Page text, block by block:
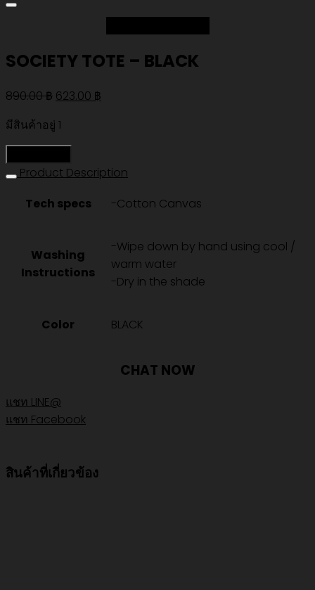
SOCIETY TOTE – BLACK
890.00฿ Original
was:
890.00 ฿.
623.00 ฿
มีสินค้าอยู่ 1
Product Description
Tech specs
-Cotton Canvas
Washing
Instructions
-Wipe down by hand using cool /
warm water
-Dry in the shade
Color BLACK
CHAT NOW
แชท LINE@
แชท Facebook
สินค้าที่เกี่ยวข้อง